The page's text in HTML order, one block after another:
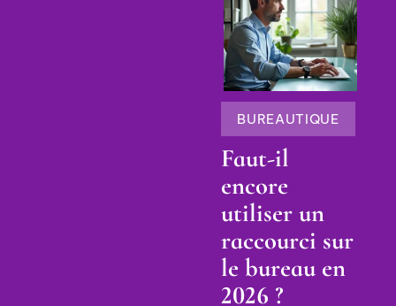
BUREAUTIQUE
Faut-il
encore
utiliser un
raccourci sur
le bureau en
2026 ?